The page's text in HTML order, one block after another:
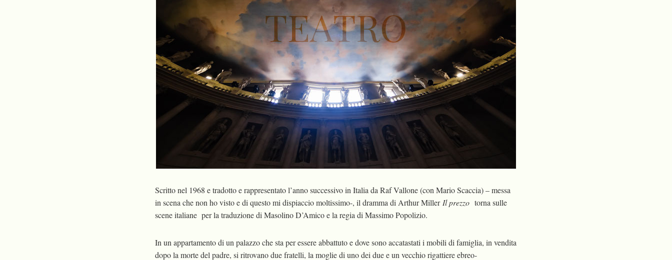
Scritto nel 1968 e tradotto e rappresentato l’anno successivo in Italia da Raf Vallone (con Mario Scaccia) – messa
in scena che non ho visto e di questo mi dispiaccio moltissimo-, il dramma di Arthur Miller Il prezzo torna sulle
scene italiane per la traduzione di Masolino D’Amico e la regia di Massimo Popolizio.
In un appartamento di un palazzo che sta per essere abbattuto e dove sono accatastati i mobili di famiglia, in vendita
dopo la morte del padre, si ritrovano due fratelli, la moglie di uno dei due e un vecchio rigattiere ebreo-